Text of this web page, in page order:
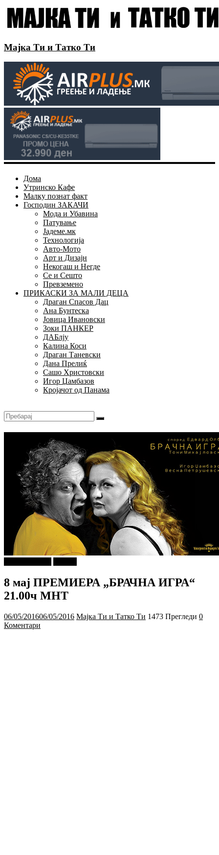
Мајка Ти и Татко Ти
Дома
Утринско Кафе
Малку познат факт
Господин ЗАКАЧИ
Мода и Убавина
Патување
Јадеме.мк
Технологија
Авто-Мото
Арт и Дизајн
Некогаш и Негде
Се и Сешто
Превземено
ПРИКАСКИ ЗА МАЛИ ДЕЦА
Драган Спасов Дац
Ана Бунтеска
Јовица Ивановски
Зоки ПАНКЕР
ДАБлју
Калина Коси
Драган Таневски
Дана Прелиќ
Сашо Христовски
Игор Џамбазов
Кројачот од Панама
8 мај ПРЕМИЕРА „БРАЧНА ИГРА“
21.00ч МНТ
06/05/201606/05/2016 Мајка Ти и Татко Ти 1473 Прегледи 0
Коментари